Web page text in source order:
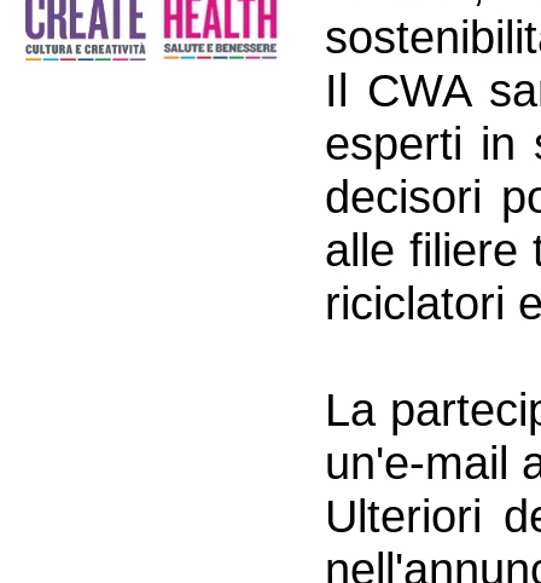
Il CWA
esperti in
decisori
alle filiere
riciclatori
La
un'e-mail
Ulteriori